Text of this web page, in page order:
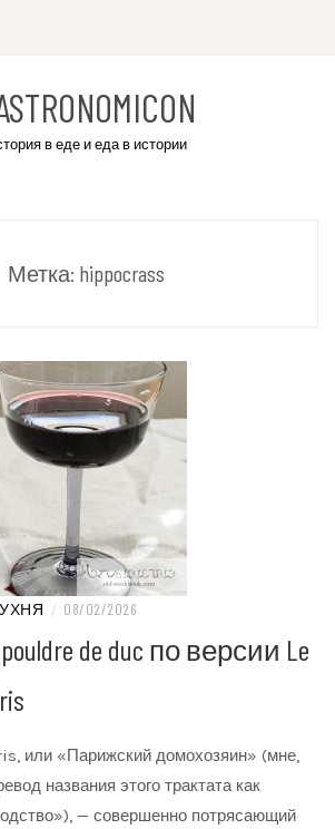
в еде и еда в истории
Метка: hippocrass
/ 08/02/2026
de duc по версии Le
или «Парижский домохозяин» (мне,
названия этого трактата как
— совершенно потрясающий